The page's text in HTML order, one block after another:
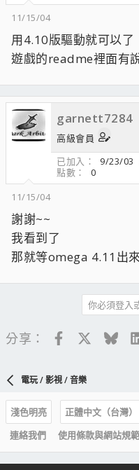
11/15/04
用4.10版驅動就可以了
遊戲的readme裡面有
garnett7284
高級會員
已加入
9/23/03
點數
0
11/15/04
謝謝~~
我看到了
那就等omega 4.11出
你必須登入
分享： Facebook
電玩 / 影視 / 音樂
淺色明亮
正體中文（台灣）
連絡我們
使用條款與網站規範